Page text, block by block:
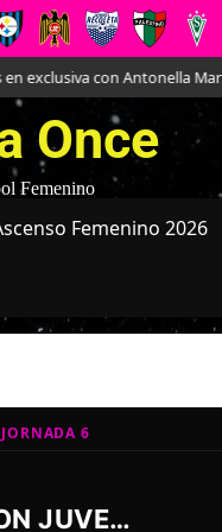
con Antonella Martínez:
Once
Femenino
Femenino 2026
6
EVERTON JUVENIL